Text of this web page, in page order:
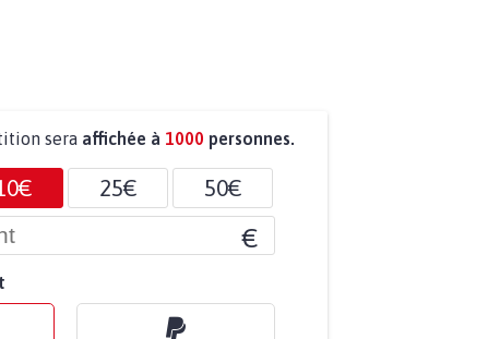
sera affichée à 1000 personnes.
25€ 50€
€